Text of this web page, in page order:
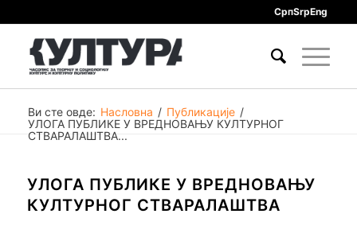
СрпSrpEng
Ви сте овде: Насловна / Публикације /
УЛОГА ПУБЛИКЕ У ВРЕДНОВАЊУ КУЛТУРНОГ
СТВАРАЛАШТВА...
УЛОГА ПУБЛИКЕ У ВРЕДНОВАЊУ
КУЛТУРНОГ СТВАРАЛАШТВА